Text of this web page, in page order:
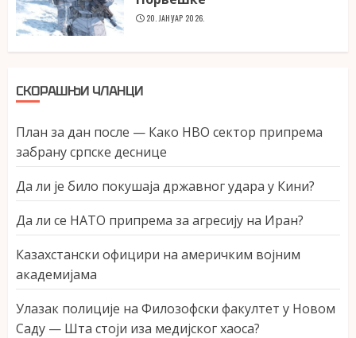
20. ЈАНУАР 2026.
СКОРАШЊИ ЧЛАНЦИ
План за дан после — Како НВО сектор припрема
забрану српске деснице
Да ли је било покушаја државног удара у Кини?
Да ли се НАТО припрема за агресију на Иран?
Казахстански официри на америчким војним
академијама
Улазак полиције на Филозофски факултет у Новом
Саду — Шта стоји иза медијског хаоса?